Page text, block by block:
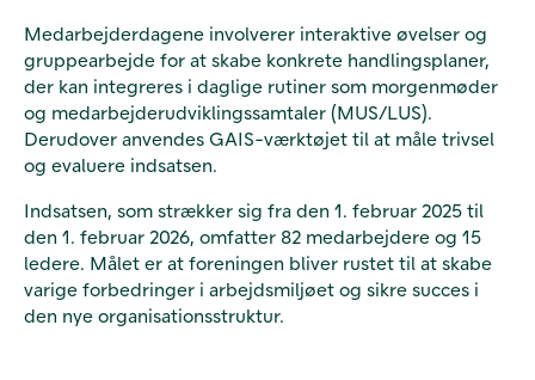
Medarbejderdagene involverer interaktive øvelser og
gruppearbejde for at skabe konkrete handlingsplaner,
der kan integreres i daglige rutiner som morgenmøder
og medarbejderudviklingssamtaler (MUS/LUS).
Derudover anvendes GAIS-værktøjet til at måle trivsel
og evaluere indsatsen.
Indsatsen, som strækker sig fra den 1. februar 2025 til
den 1. februar 2026, omfatter 82 medarbejdere og 15
ledere. Målet er at foreningen bliver rustet til at skabe
varige forbedringer i arbejdsmiljøet og sikre succes i
den nye organisationsstruktur.